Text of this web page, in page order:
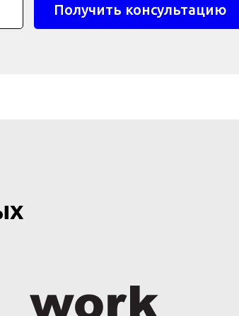
Получить консультацию